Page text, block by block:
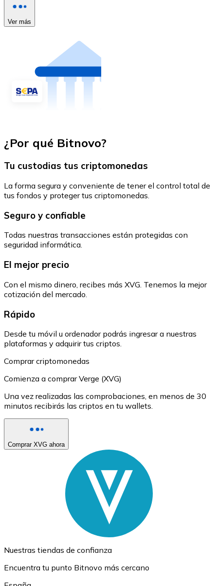
Ver más
¿Por qué Bitnovo?
Tu custodias tus criptomonedas
La forma segura y conveniente de tener el control total de
tus fondos y proteger tus criptomonedas.
Seguro y confiable
Todas nuestras transacciones están protegidas con
seguridad informática.
El mejor precio
Con el mismo dinero, recibes más XVG. Tenemos la mejor
cotización del mercado.
Rápido
Desde tu móvil u ordenador podrás ingresar a nuestras
plataformas y adquirir tus criptos.
Comprar criptomonedas
Comienza a comprar Verge (XVG)
Una vez realizadas las comprobaciones, en menos de 30
minutos recibirás las criptos en tu wallets.
Comprar XVG ahora
Nuestras tiendas de confianza
Encuentra tu punto Bitnovo más cercano